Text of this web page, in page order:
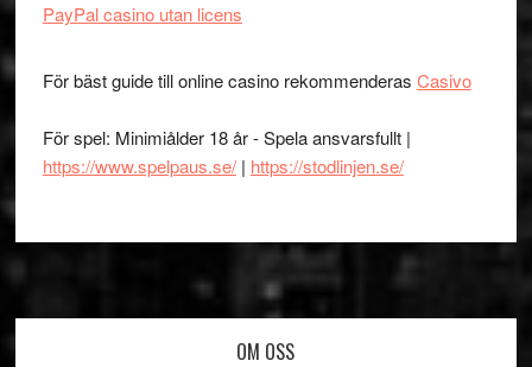
PayPal casino utan licens
För bäst guide till online casino rekommenderas Casivo
För spel: Minimiålder 18 år - Spela ansvarsfullt |
https://www.spelpaus.se/| https://stodlinjen.se/
OM OSS